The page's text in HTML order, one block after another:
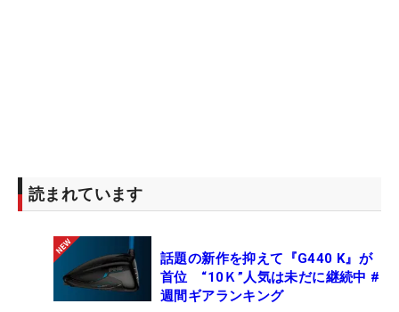
読まれています
話題の新作を抑えて『G440 K』が
首位 “10Ｋ”人気は未だに継続中 #
週間ギアランキング